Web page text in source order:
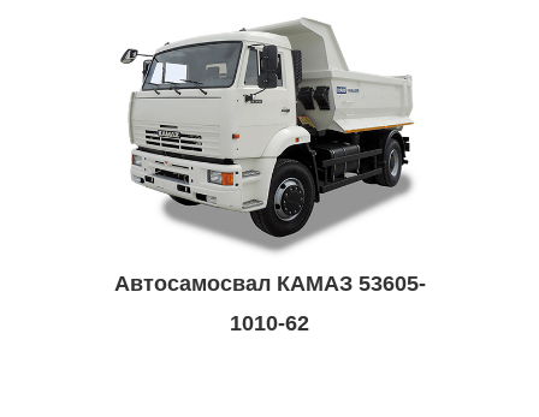
Автосамосвал КАМАЗ 53605-
1010-62